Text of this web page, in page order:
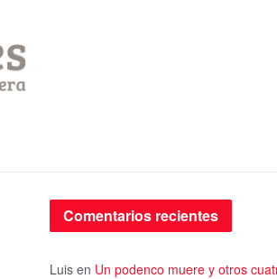
Comentarios recientes
Luis en Un podenco muere y otros